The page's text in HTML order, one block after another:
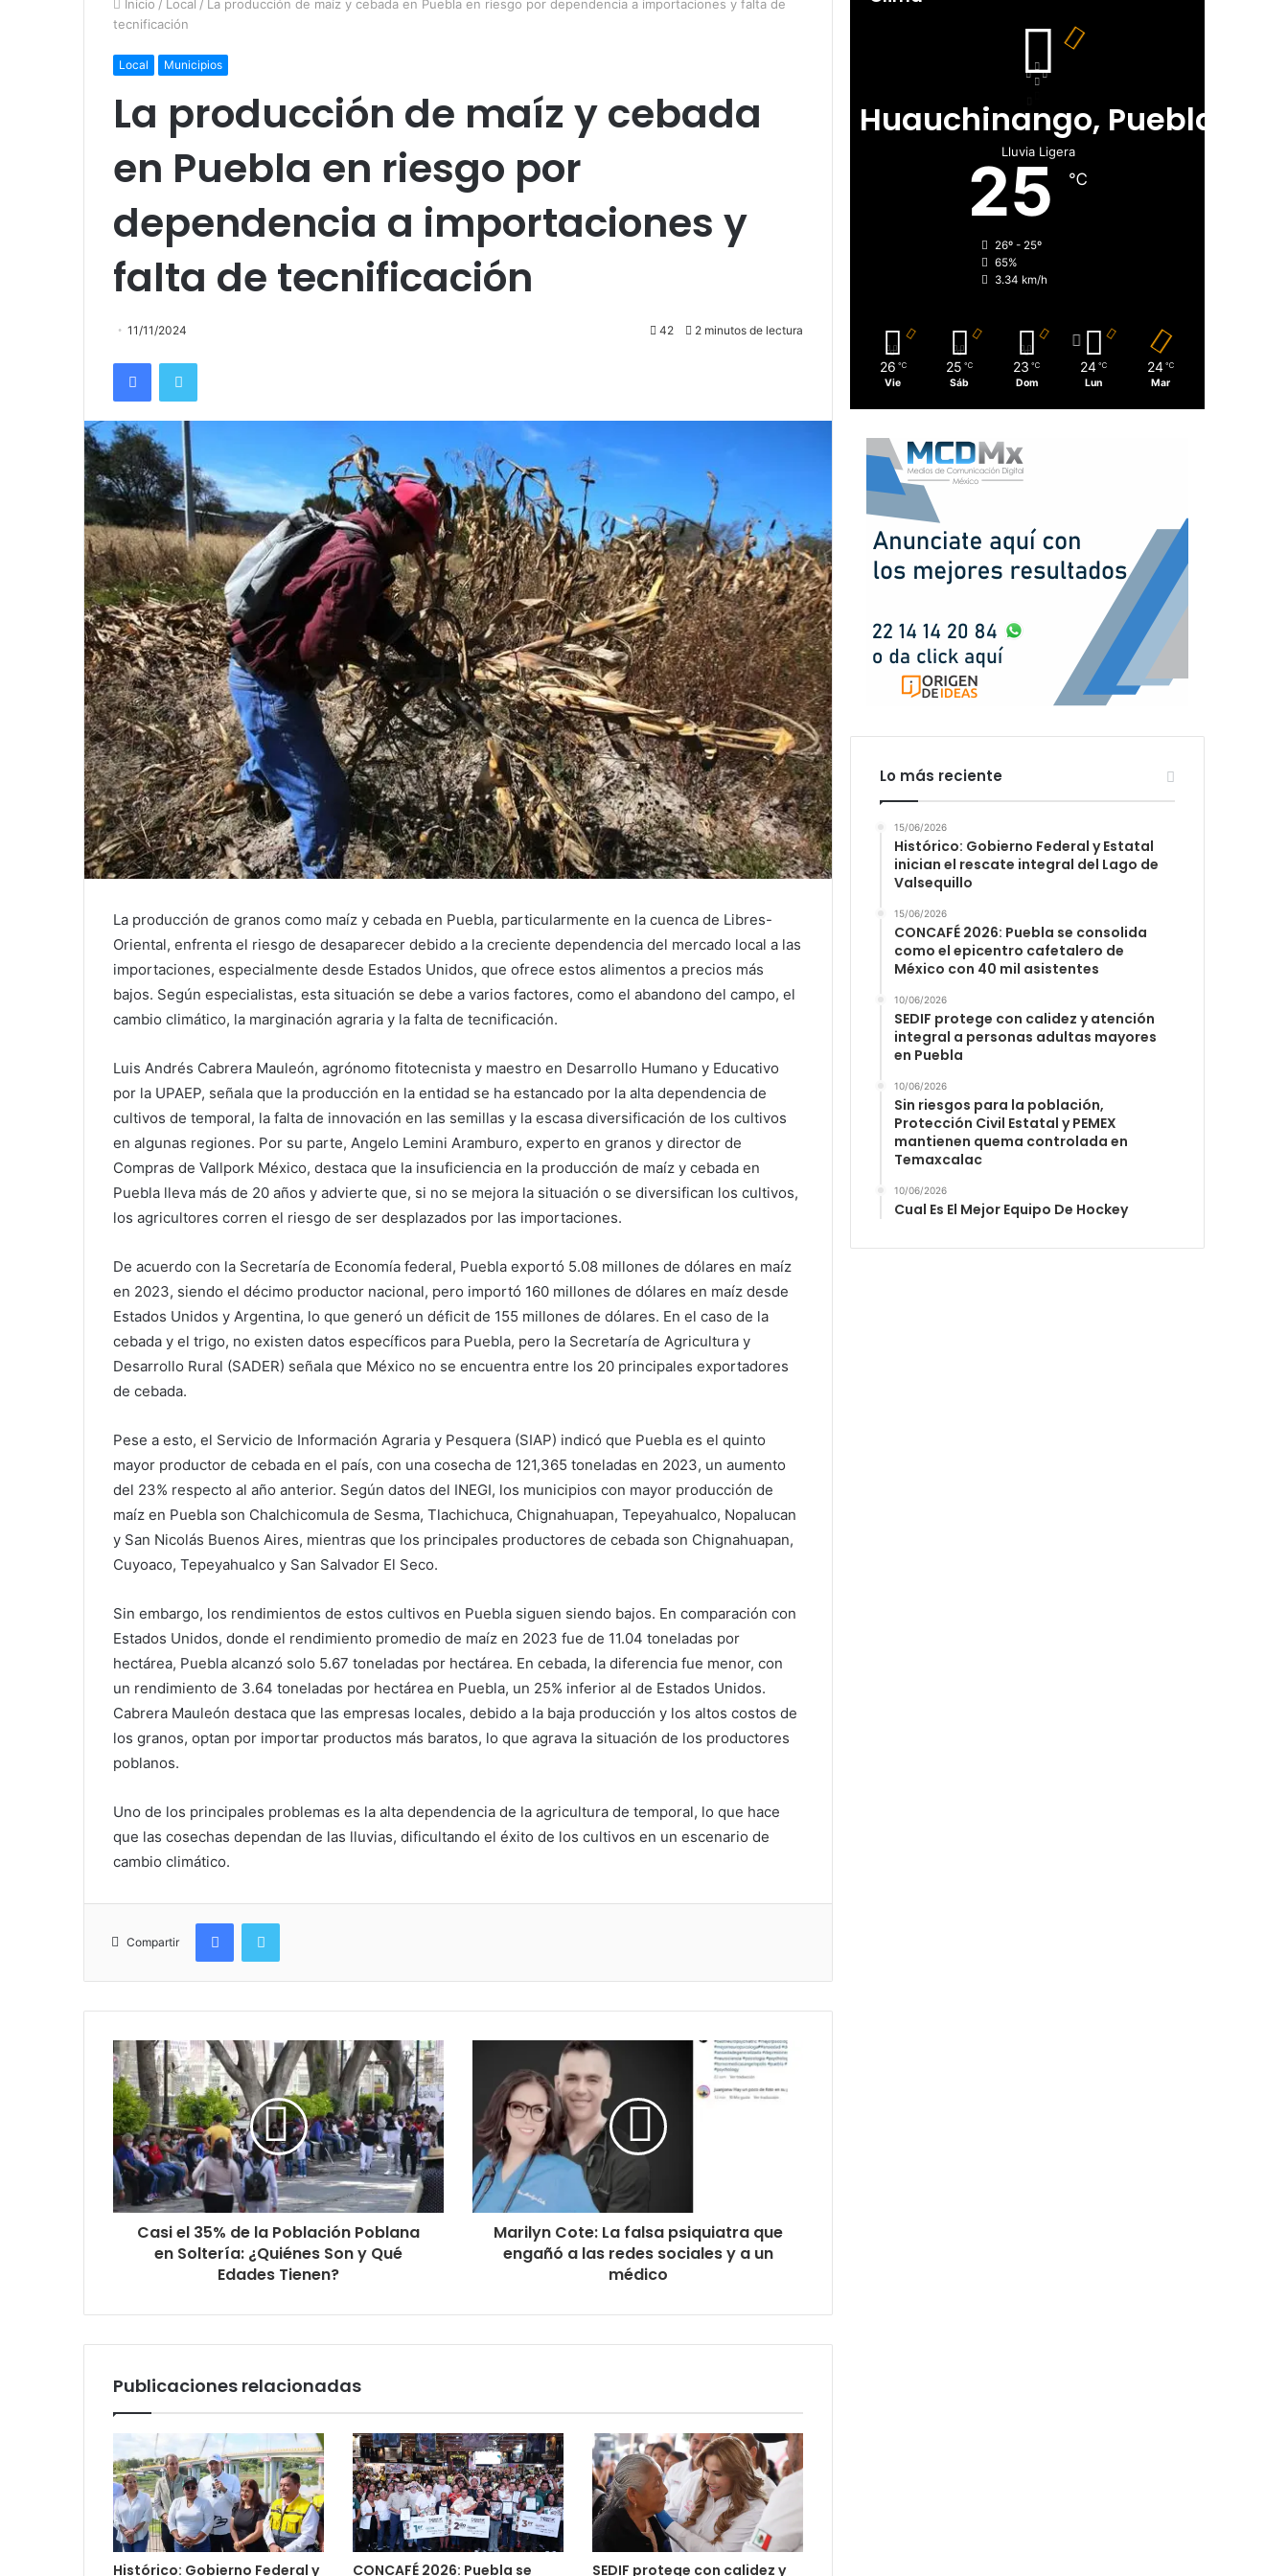
Inicio / Local / La producción de maíz y cebada en Puebla en riesgo por dependencia a importaciones y falta de
tecnificación
Local Municipios
La producción de maíz y cebada
en Puebla en riesgo por
dependencia a importaciones y
falta de tecnificación
11/11/2024 42 2 minutos de lectura
FacebookTwitter
La producción de granos como maíz y cebada en Puebla, particularmente en la cuenca de Libres-
Oriental, enfrenta el riesgo de desaparecer debido a la creciente dependencia del mercado local a las
importaciones, especialmente desde Estados Unidos, que ofrece estos alimentos a precios más
bajos. Según especialistas, esta situación se debe a varios factores, como el abandono del campo, el
cambio climático, la marginación agraria y la falta de tecnificación.
Luis Andrés Cabrera Mauleón, agrónomo fitotecnista y maestro en Desarrollo Humano y Educativo
por la UPAEP, señala que la producción en la entidad se ha estancado por la alta dependencia de
cultivos de temporal, la falta de innovación en las semillas y la escasa diversificación de los cultivos
en algunas regiones. Por su parte, Angelo Lemini Aramburo, experto en granos y director de
Compras de Vallpork México, destaca que la insuficiencia en la producción de maíz y cebada en
Puebla lleva más de 20 años y advierte que, si no se mejora la situación o se diversifican los cultivos,
los agricultores corren el riesgo de ser desplazados por las importaciones.
De acuerdo con la Secretaría de Economía federal, Puebla exportó 5.08 millones de dólares en maíz
en 2023, siendo el décimo productor nacional, pero importó 160 millones de dólares en maíz desde
Estados Unidos y Argentina, lo que generó un déficit de 155 millones de dólares. En el caso de la
cebada y el trigo, no existen datos específicos para Puebla, pero la Secretaría de Agricultura y
Desarrollo Rural (SADER) señala que México no se encuentra entre los 20 principales exportadores
de cebada.
Pese a esto, el Servicio de Información Agraria y Pesquera (SIAP) indicó que Puebla es el quinto
mayor productor de cebada en el país, con una cosecha de 121,365 toneladas en 2023, un aumento
del 23% respecto al año anterior. Según datos del INEGI, los municipios con mayor producción de
maíz en Puebla son Chalchicomula de Sesma, Tlachichuca, Chignahuapan, Tepeyahualco, Nopalucan
y San Nicolás Buenos Aires, mientras que los principales productores de cebada son Chignahuapan,
Cuyoaco, Tepeyahualco y San Salvador El Seco.
Sin embargo, los rendimientos de estos cultivos en Puebla siguen siendo bajos. En comparación con
Estados Unidos, donde el rendimiento promedio de maíz en 2023 fue de 11.04 toneladas por
hectárea, Puebla alcanzó solo 5.67 toneladas por hectárea. En cebada, la diferencia fue menor, con
un rendimiento de 3.64 toneladas por hectárea en Puebla, un 25% inferior al de Estados Unidos.
Cabrera Mauleón destaca que las empresas locales, debido a la baja producción y los altos costos de
los granos, optan por importar productos más baratos, lo que agrava la situación de los productores
poblanos.
Uno de los principales problemas es la alta dependencia de la agricultura de temporal, lo que hace
que las cosechas dependan de las lluvias, dificultando el éxito de los cultivos en un escenario de
cambio climático.
Compartir
FacebookTwitter
Casi el 35% de la Población Poblana
en Soltería: ¿Quiénes Son y Qué
Edades Tienen?
Marilyn Cote: La falsa psiquiatra que
engañó a las redes sociales y a un
médico
Publicaciones relacionadas
Histórico: Gobierno Federal y CONCAFÉ 2026: Puebla se SEDIF protege con calidez y
Huauchinango, Puebla
Lluvia Ligera
25 ℃
26º - 25º
65%
3.34 km/h
26 ℃
Vie
25 ℃
Sáb
23 ℃
Dom
24 ℃
Lun
24 ℃
Mar
Lo más reciente
15/06/2026
Histórico: Gobierno Federal y Estatal
inician el rescate integral del Lago de
Valsequillo
15/06/2026
CONCAFÉ 2026: Puebla se consolida
como el epicentro cafetalero de
México con 40 mil asistentes
10/06/2026
SEDIF protege con calidez y atención
integral a personas adultas mayores
en Puebla
10/06/2026
Sin riesgos para la población,
Protección Civil Estatal y PEMEX
mantienen quema controlada en
Temaxcalac
10/06/2026
Cual Es El Mejor Equipo De Hockey